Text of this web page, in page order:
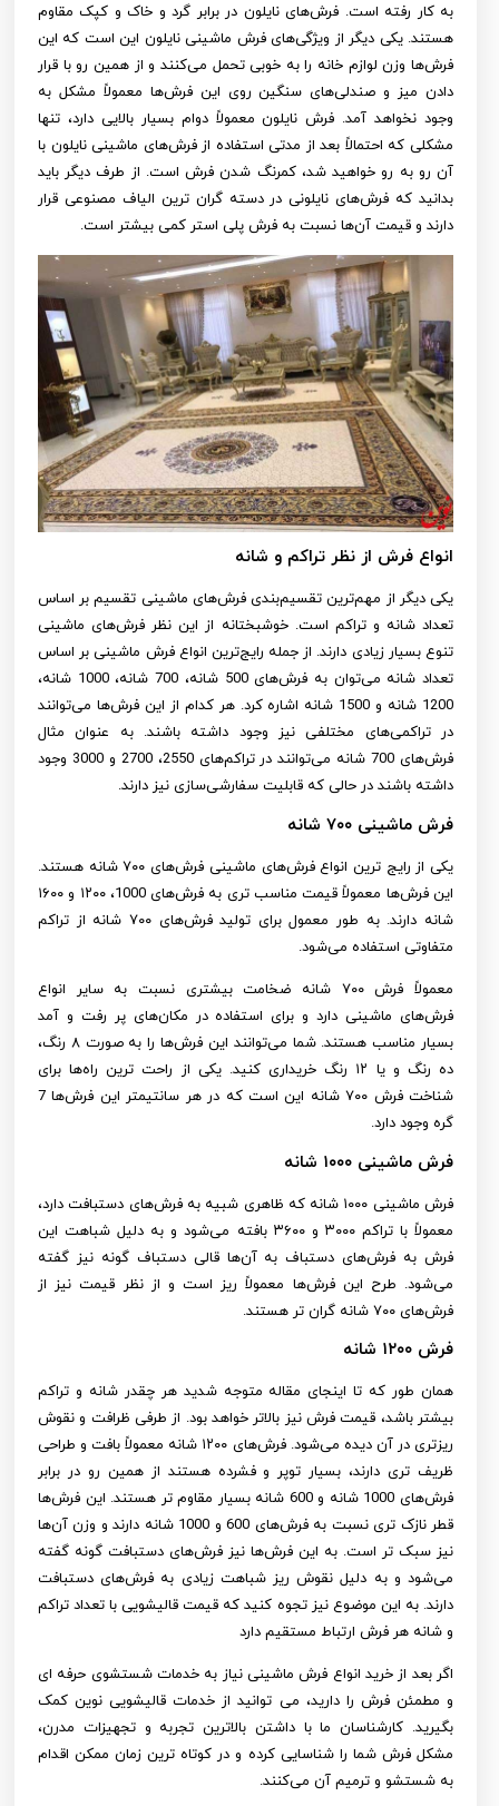
به کار رفته است. فرش‌های نایلون در برابر گرد و خاک و کپک مقاوم
هستند. یکی دیگر از ویژگی‌های فرش ماشینی نایلون این است که این
فرش‌ها وزن لوازم خانه را به خوبی تحمل می‌کنند و از همین رو با قرار
دادن میز و صندلی‌های سنگین روی این فرش‌ها معمولاً مشکل به
وجود نخواهد آمد. فرش نایلون معمولاً دوام بسیار بالایی دارد، تنها
مشکلی که احتمالاً بعد از مدتی استفاده از فرش‌های ماشینی نایلون با
آن رو به رو خواهید شد، کمرنگ شدن فرش است. از طرف دیگر باید
بدانید که فرش‌های نایلونی در دسته گران ترین الیاف مصنوعی قرار
دارند و قیمت آن‌ها نسبت به فرش پلی استر کمی ‌بیشتر است.
انواع فرش از نظر تراکم و شانه
یکی دیگر از مهم‌ترین تقسیم‌بندی فرش‌های ماشینی تقسیم ‌بر اساس
تعداد شانه و تراکم است. خوشبختانه از این نظر فرش‌های ماشینی
تنوع بسیار زیادی دارند. از جمله رایج‌ترین انواع فرش ماشینی بر اساس
تعداد شانه می‌توان به فرش‌های 500 شانه، 700 شانه، 1000 شانه،
1200 شانه و 1500 شانه اشاره کرد. هر کدام از این فرش‌ها می‌توانند
در تراکمی‌های مختلفی نیز وجود داشته باشند. به عنوان مثال
فرش‌های 700 شانه می‌توانند در تراکم‌های 2550، 2700 و 3000 وجود
داشته باشند در حالی که قابلیت سفارشی‌سازی نیز دارند.
فرش ماشینی ۷۰۰ شانه
یکی از رایج ترین انواع فرش‌های ماشینی فرش‌های ۷۰۰ شانه هستند.
این فرش‌ها معمولاً قیمت مناسب تری به فرش‌های 1000، ۱۲۰۰ و ۱۶۰۰
شانه دارند. به طور معمول برای تولید فرش‌های ۷۰۰ شانه از تراکم
متفاوتی استفاده می‌شود.
معمولاً فرش ۷۰۰ شانه ضخامت بیشتری نسبت به سایر انواع
فرش‌های ماشینی دارد و برای استفاده در مکان‌های پر رفت و آمد
بسیار مناسب هستند. شما می‌توانند این فرش‌ها را به صورت ۸ رنگ،
ده رنگ و یا ۱۲ رنگ خریداری کنید. یکی از راحت ترین راه‌ها برای
شناخت فرش ۷۰۰ شانه این است که در هر سانتیمتر این فرش‌ها 7
گره وجود دارد.
فرش ماشینی ۱۰۰۰ شانه
فرش ماشینی ۱۰۰۰ شانه که ظاهری شبیه به فرش‌های دستبافت دارد،
معمولاً با تراکم ۳۰۰۰ و ۳۶۰۰ بافته می‌شود و به دلیل شباهت این
فرش به فرش‌های دستباف به آن‌ها قالی دستباف گونه نیز گفته
می‌شود. طرح این فرش‌ها معمولاً ریز است و از نظر قیمت نیز از
فرش‌های ۷۰۰ شانه گران تر هستند.
فرش ۱۲۰۰ شانه
همان طور که تا اینجای مقاله متوجه شدید هر چقدر شانه و تراکم
بیشتر باشد، قیمت فرش نیز بالاتر خواهد بود. از طرفی ظرافت و نقوش
ریزتری در آن دیده می‌شود. فرش‌های ۱۲۰۰ شانه معمولاً بافت و طراحی
ظریف تری دارند، بسیار توپر و فشرده هستند از همین رو در برابر
فرش‌های 1000 شانه و 600 شانه بسیار مقاوم تر هستند. این فرش‌ها
قطر نازک تری نسبت به فرش‌های 600 و 1000 شانه دارند و وزن آن‌ها
نیز سبک‌ تر است. به این فرش‌ها نیز فرش‌های دستبافت گونه گفته
می‌شود و به دلیل نقوش ریز شباهت زیادی به فرش‌های دستبافت
دارند. به این موضوع نیز تجوه کنید که قیمت قالیشویی با تعداد تراکم
و شانه هر فرش ارتباط مستقیم دارد
اگر بعد از خرید انواع فرش ماشینی نیاز به خدمات شستشوی حرفه ای
و مطمئن فرش را دارید، می توانید از خدمات قالیشویی نوین کمک
بگیرید. کارشناسان ما با داشتن بالاترین تجربه و تجهیزات مدرن،
مشکل فرش شما را شناسایی کرده و در کوتاه ترین زمان ممکن اقدام
به شستشو و ترمیم آن می‌کنند.